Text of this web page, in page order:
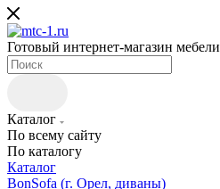
Готовый интернет-магазин мебели
Каталог
По всему сайту
По каталогу
Каталог
BonSofa (г. Орел, диваны)